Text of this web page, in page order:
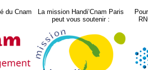
du Cnam
La mission Handi’Cnam Paris
peut vous soutenir :